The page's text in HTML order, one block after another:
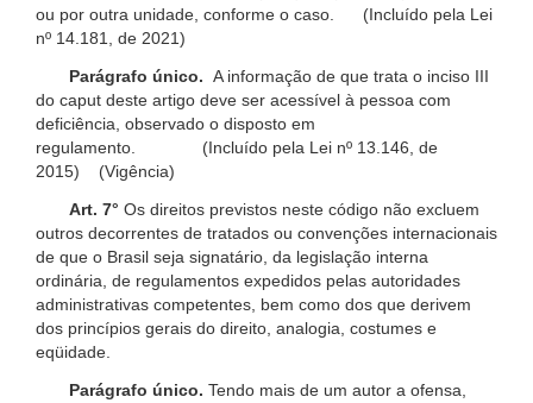
ou por outra unidade, conforme o caso. (Incluído pela Lei
nº 14.181, de 2021)
Parágrafo único. A informação de que trata o inciso III
do caput deste artigo deve ser acessível à pessoa com
deficiência, observado o disposto em
regulamento. (Incluído pela Lei nº 13.146, de
2015) (Vigência)
Art. 7° Os direitos previstos neste código não excluem
outros decorrentes de tratados ou convenções internacionais
de que o Brasil seja signatário, da legislação interna
ordinária, de regulamentos expedidos pelas autoridades
administrativas competentes, bem como dos que derivem
dos princípios gerais do direito, analogia, costumes e
eqüidade.
Parágrafo único. Tendo mais de um autor a ofensa,